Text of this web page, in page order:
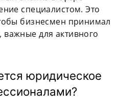
специалистом. Это
бизнесмен принимал
для активного
юридическое